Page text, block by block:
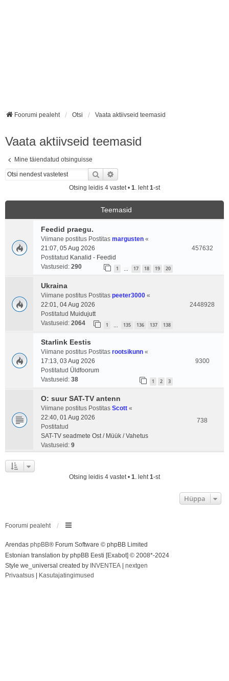
Foorumi pealeht Otsi Vaata aktiivseid teemasid
Vaata aktiivseid teemasid
Mine täiendatud otsinguisse
Otsi
Otsing leidis 4 vastet • 1. leht1-st
Teemasid
Feedid praegu.
Viimane postitus Postitas margusten «
21:07, 05 Aug 2026
Postitatud Kanalid - Feedid
Vastuseid: 290 1 17 18 19 20
457632
Ukraina
Viimane postitus Postitas peeter3000 «
22:01, 04 Aug 2026
Postitatud Muidujutt
Vastuseid: 2064 1 135 136 137 138
2448928
Starlink Eestis
Viimane postitus Postitas rootsikunn «
17:13, 03 Aug 2026
Postitatud Üldfoorum
Vastuseid: 38 1 2 3
9300
O: suur SAT-TV antenn
Viimane postitus Postitas Scott «
22:40, 01 Aug 2026
Postitatud
SAT-TV seadmete Ost / Müük / Vahetus
Vastuseid: 9
738
Otsing leidis 4 vastet • 1. leht1-st
Hüppa
Foorumi pealeht
Arendas phpBB® Forum Software © phpBB Limited
Estonian translation by phpBB Eesti [Exabot] © 2008*-2024
Style we_universal created by INVENTEA
nextgen
Privaatsus
Kasutajatingimused